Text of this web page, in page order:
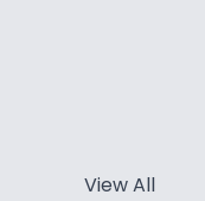
View All